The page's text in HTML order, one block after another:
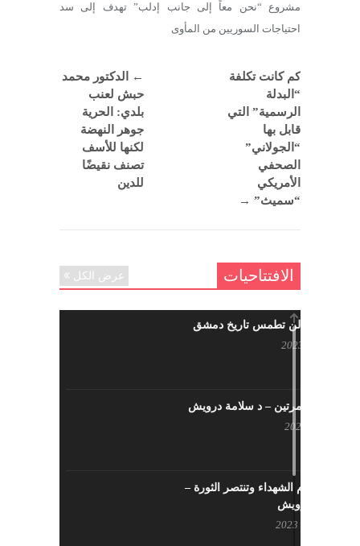
مشروع “نحن معاً إلى جانب إدلب” تهدف إلى سد
احتياجات السوريين من المأوى
←
الدكتور محمد
حبش لعنب
بلدي: الحرية
جوهر النهضة
لكنها للأسف
تصنف نقيضًا
للدين
كم كانت تكلفة
“البدلة
الرسمية” التي
قابل بها
“الجولاني”
الصحفي
الأمريكي
“سميث” →
الافتتاحيات عرض الكل
حرائقكم لن تطمس تاريخ دمشق
لا تقتلونا مرتين – د سلامة درويش
سيزهر دم الشهداء وتنتصر الثورة –
سلامة درويش